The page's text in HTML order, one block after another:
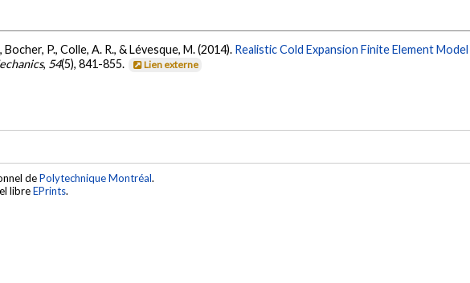
Bocher, P., Colle, A. R., & Lévesque, M. (2014). Realistic Cold Expansion Finite Element
, 54(5), 841-855. Lien externe
dePolytechnique Montréal.
libreEPrints.